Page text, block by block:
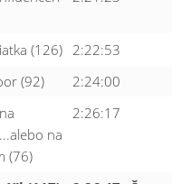
(126) 2:22:53
(92)
2:24:00
na
(76)
2:26:17